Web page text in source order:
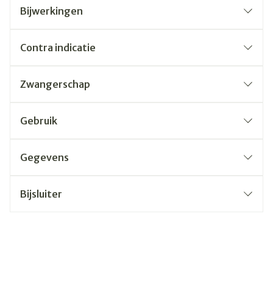
Bijwerkingen
Contra indicatie
Zwangerschap
Gebruik
Gegevens
Bijsluiter